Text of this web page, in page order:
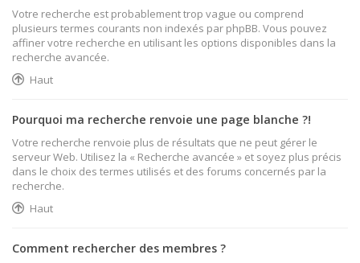
Votre recherche est probablement trop vague ou comprend
plusieurs termes courants non indexés par phpBB. Vous pouvez
affiner votre recherche en utilisant les options disponibles dans la
recherche avancée.
Haut
Pourquoi ma recherche renvoie une page blanche ?!
Votre recherche renvoie plus de résultats que ne peut gérer le
serveur Web. Utilisez la « Recherche avancée » et soyez plus précis
dans le choix des termes utilisés et des forums concernés par la
recherche.
Haut
Comment rechercher des membres ?